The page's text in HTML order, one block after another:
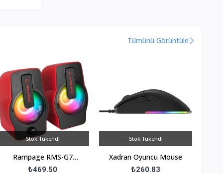
Tümünü Görüntüle
Stok Tükendi
Rampage RMS-G7
Falsetto 1+1 6 W USB 5V
₺469.50
Stok Tükendi
Xadran Oyuncu Mouse
₺260.83